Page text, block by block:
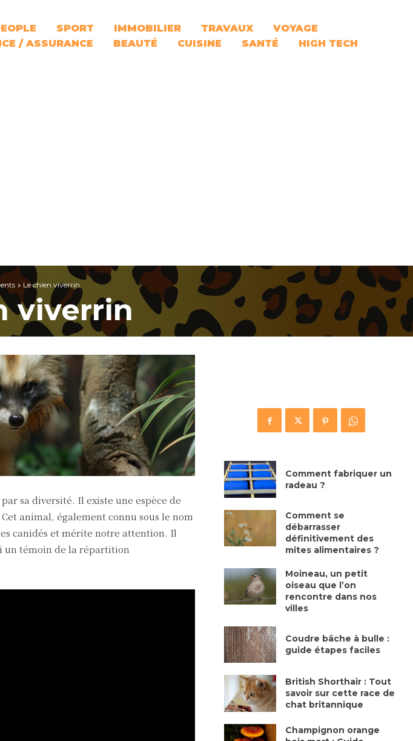
SPORT IMMOBILIER TRAVAUX
VOYAGE
/ ASSURANCE BEAUTÉ CUISINE SANTÉ HIGH TECH
Le chien viverrin
viverrin
sa diversité. Il existe une espèce de
Cet animal, également connu sous le nom
canidés et mérite notre attention. Il
un témoin de la répartition
Comment fabriquer un
radeau ?
Comment se
débarrasser
définitivement des
mites alimentaires ?
Moineau, un petit
oiseau que l’on
rencontre dans nos
villes
Coudre bâche à bulle :
guide étapes faciles
British Shorthair : Tout
savoir sur cette race de
chat britannique
Champignon orange